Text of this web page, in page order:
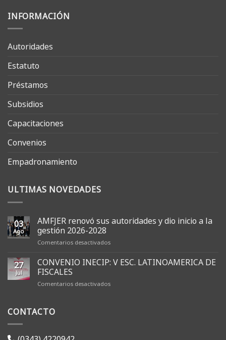
INFORMACIÓN
Autoridades
Estatuto
Préstamos
Subsidios
Capacitaciones
Convenios
Empadronamiento
ULTIMAS NOVEDADES
03
Ago
AMFJER renovó sus autoridades y dio inicio a la
gestión 2026-2028
Comentarios desactivadosen
renovó
sus
y
27
Jul
CONVENIO INECIP: V ESC. LATINOAMERICA DE
FISCALES
Comentarios desactivadosen
CONTACTO